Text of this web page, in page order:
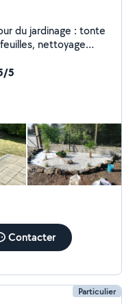
du jardinage : tonte
nettoyage
5
Contacter
Particulier